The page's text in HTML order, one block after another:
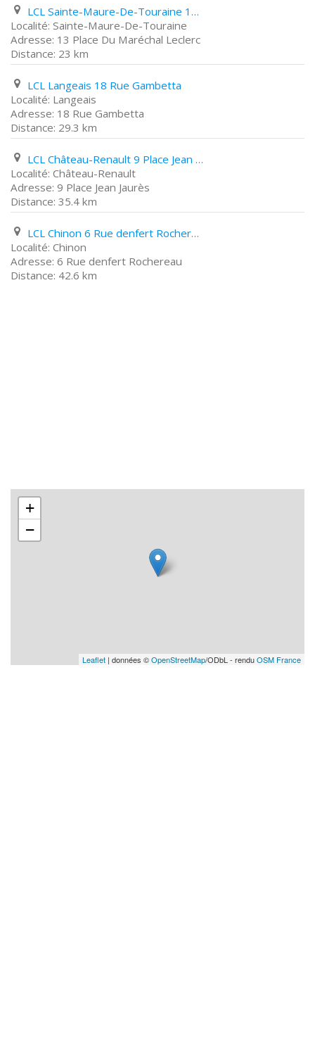
LCL Sainte-Maure-De-Touraine 13 Place Du Maréchal Leclerc
Sainte-Maure-De-Touraine
13 Place Du Maréchal Leclerc
23 km
LCL Langeais 18 Rue Gambetta
Langeais
18 Rue Gambetta
29.3 km
LCL Château-Renault 9 Place Jean Jaurès
Château-Renault
9 Place Jean Jaurès
35.4 km
LCL Chinon 6 Rue denfert Rochereau
Chinon
6 Rue denfert Rochereau
42.6 km
+
−
Leaflet | données ©OpenStreetMap/ODbL - renduOSM France